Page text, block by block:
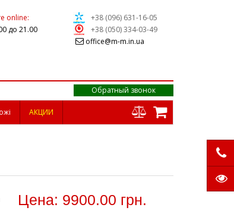
online:
до 21.00
+38 (096) 631-16-05
+38 (050) 334-03-49
office@m-m.in.ua
Обратный звонок
АКЦИИ
Цена: 9900.00 грн.